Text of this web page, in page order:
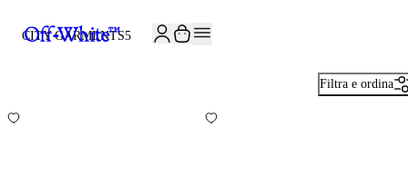
CITY GARMENTS5
Filtra e ordina